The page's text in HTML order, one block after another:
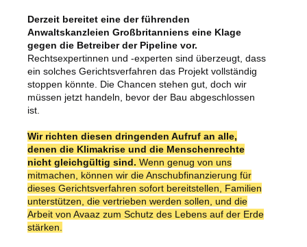
Derzeit bereitet eine der führenden
Anwaltskanzleien Großbritanniens eine Klage
gegen die Betreiber der Pipeline vor.
Rechtsexpertinnen und -experten sind überzeugt, dass
ein solches Gerichtsverfahren das Projekt vollständig
stoppen könnte. Die Chancen stehen gut, doch wir
müssen jetzt handeln, bevor der Bau abgeschlossen
ist.
Wir richten diesen dringenden Aufruf an alle,
denen die Klimakrise und die Menschenrechte
nicht gleichgültig sind.Wenn genug von uns
mitmachen, können wir die Anschubfinanzierung für
dieses Gerichtsverfahren sofort bereitstellen, Familien
unterstützen, die vertrieben werden sollen, und die
Arbeit von Avaaz zum Schutz des Lebens auf der Erde
stärken.